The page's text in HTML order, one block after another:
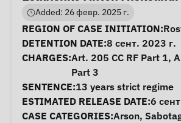
Added: 26 февр. 2025 г.
Case Information
REGION OF CASE INITIATION:
DETENTION DATE:8 сент. 2023 г.
CHARGES:Art. 205 CC RF Part 1,
Part 3
SENTENCE:13 years strict regime
ESTIMATED RELEASE DATE:6
CASE CATEGORIES:Arson,